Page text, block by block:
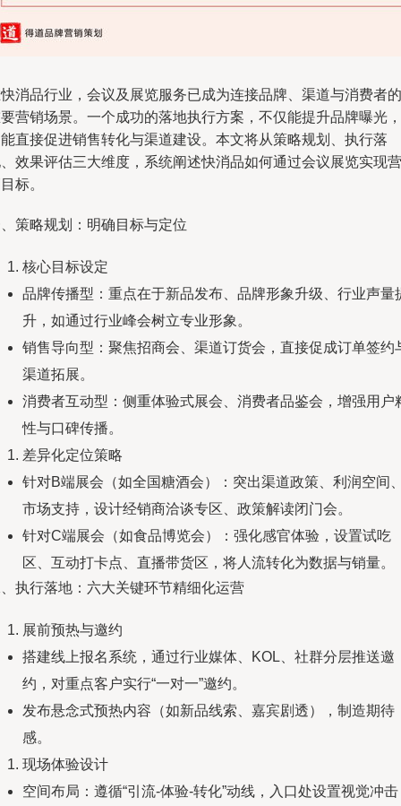
消品行业，会议及展览服务已成为连接品牌、渠道与消费者的
营销场景。一个成功的落地执行方案，不仅能提升品牌曝光，
直接促进销售转化与渠道建设。本文将从策略规划、执行落
效果评估三大维度，系统阐述快消品如何通过会议展览实现营
标。
策略规划：明确目标与定位
核心目标设定
品牌传播型：重点在于新品发布、品牌形象升级、行业声量
升，如通过行业峰会树立专业形象。
销售导向型：聚焦招商会、渠道订货会，直接促成订单签约
渠道拓展。
消费者互动型：侧重体验式展会、消费者品鉴会，增强用户
性与口碑传播。
差异化定位策略
针对B端展会（如全国糖酒会）：突出渠道政策、利润空间
市场支持，设计经销商洽谈专区、政策解读闭门会。
针对C端展会（如食品博览会）：强化感官体验，设置试吃
区、互动打卡点、直播带货区，将人流转化为数据与销量。
执行落地：六大关键环节精细化运营
展前预热与邀约
搭建线上报名系统，通过行业媒体、KOL、社群分层推送邀
约，对重点客户实行“一对一”邀约。
发布悬念式预热内容（如新品线索、嘉宾剧透），制造期待
感。
现场体验设计
空间布局：遵循“引流-体验-转化”动线，入口处设置视觉冲击